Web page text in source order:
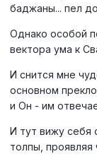
баджаны... пел
Однако особой
вектора ума к
И снится мне
основном
и Он - им
И тут вижу себя
толпы, проявляя